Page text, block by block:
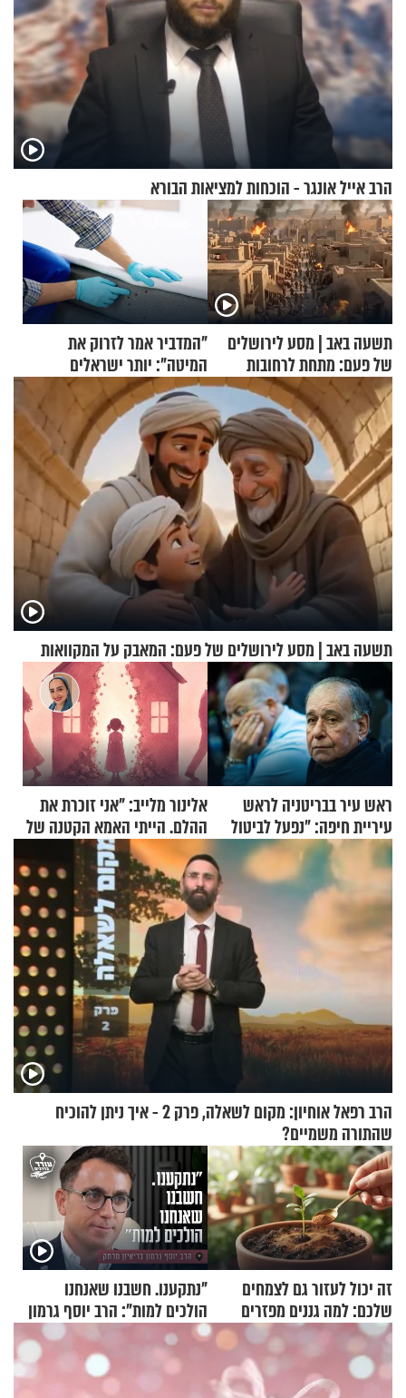
הרב אייל אונגר - הוכחות למציאות הבורא
תשעה באב | מסע לירושלים
של פעם: מתחת לרחובות
ירושלים
"המדביר אמר לזרוק את
המיטה": יותר ישראלים
מדווחים על מכת פשפשי
המיטה
תשעה באב | מסע לירושלים של פעם: המאבק על המקוואות
ראש עיר בבריטניה לראש
עיריית חיפה: ״נפעל לביטול
ברית הערים התאומות״
אלינור מלייב: "אני זוכרת את
ההלם. הייתי האמא הקטנה של
הבית"
הרב רפאל אוחיון: מקום לשאלה, פרק 2 - איך ניתן להוכיח
שהתורה משמיים?
זה יכול לעזור גם לצמחים
שלכם: למה גננים מפזרים
קינמון בעציצים?
"נתקענו. חשבנו שאנחנו
הולכים למות": הרב יוסף גרמון
בריאיון מרתק